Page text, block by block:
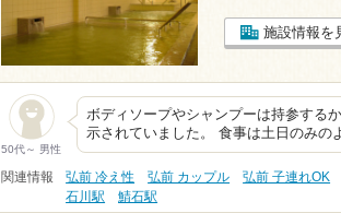
施設情報を
50代～ 男性
ボディソープやシャンプーは持参する
示されていました。 食事は土日のみ
関連情報 弘前 冷え性 弘前 カップル 弘前 子連れOK
石川駅
鯖石駅